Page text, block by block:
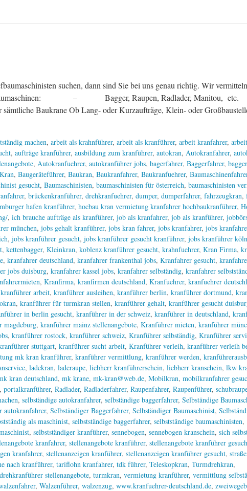
suchen, dann sind Sie bei uns genau richtig. Wir
Baumaschinen: – Bagger, Raupen, Radlader,
Baukrane Ob Lang- oder Kurzaufträge, Klein- oder
machen, arbeit als krahnführer, arbeit als kranführer, arbeit kranfahrer, arbeit
, aufträge kranführer, ausbildung zum kranführer, autokran, Autokranfahrer,
, Autokranfuehrer, autokranführer jobs, bagerfahrer, Baggerfahrer,
, Baugeräteführer, Baukran, Baukranfahrer, Baukranfuehrer,
gesucht, Baumaschinisten, baumaschinisten für österreich, baumaschinisten
, brückenkranführer, drehkranfuehrer, dumper, dumperfahrer, fahrzeugkran,
hafen kranführer, hocbau kran vermietung kranfahrer hochbaukranführer,
, ich brauche aufträge als kranführer, job als kranfahrer, job als kranführer,
münchen, jobs gehalt kranführer, jobs kran fahrer, jobs kranfahrer, jobs
, jobs kranführer gesucht, jobs kranführer gesucht kranführer, jobs kranführer köln
, kettenbagger, Kleinkran, koblenz kranführer gesucht, krahnfuehrer, Kran Firma,
, kranfahrer deutschland, kranfahrer frankenthal jobs, Kranfahrer gesucht,
jobs duisburg, kranfahrer kassel jobs, kranfahrer selbständig, kranfahrer
, Kranfirma, kranfirmen deutschland, Kranfuehrer, kranfuehrer
kranführer arbeit, kranführer ausleihen, kranführer berlin, kranführer dortmund,
, kranführer für turmkran stellen, kranführer gehalt, kranführer gesucht
in berlin gesucht, kranführer in der schweiz, kranführer in deutschland,
magdeburg, kranführer mainz stellenangebote, Kranführer mieten, kranführer
, kranführer rostock, kranführer schweiz, Kranführer selbständig, Kranführer
stuttgart, kranführer sucht arbeit, Kranführer verleih, kranführer verleih
mk kran kranführer, kranführer vermittlung, kranführer werden,
, ladekran, laderaupe, liebherr kranführerschein, liebherr kranschein, lkw
kran deutschland, mk krane, mk-kran@web.de, Mobilkran, mobilkranfahrer
portalkranführer, Radlader, Radladerfahrer, Raupenfahrer, Raupenführer,
, selbständige autokranfahrer, selbständige baggerfahrer, Selbständige
autokranfahrer, Selbständiger Baggerfahrer, Selbständiger Baumaschinist,
als maschinist, selbstständige baggerfahrer, selbstständige baumaschinisten,
, selbstständiger kranführer, sennebogen, sennebogen kranschein, sich
kranfahrer, stellenangebote kranführer, stellenangebote kranführer
kranfahrer, stellenanzeigen kranführer, stellenanzeigen kranführer gesucht,
nach kranführer, tariflohn kranfahrer, tdk führer, Teleskopkran, Turmdrehkran,
stellenangebote, turmkran, vermietung kranführer, vermittlung
, Walzenführer, walzenzug, www.kranfuehrer-deutschland.de,